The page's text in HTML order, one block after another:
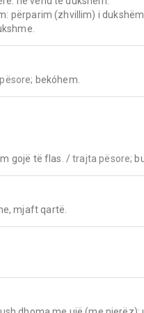
bekóhem.
gojë të flas. / trajta pësore;
mjaft qartë.